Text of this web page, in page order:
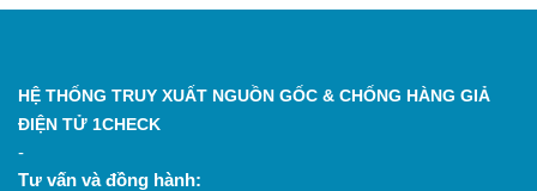
HỆ THỐNG TRUY XUẤT NGUỒN GỐC & CHỐNG HÀNG GIẢ
ĐIỆN TỬ 1CHECK
-
Tư vấn và đồng hành: